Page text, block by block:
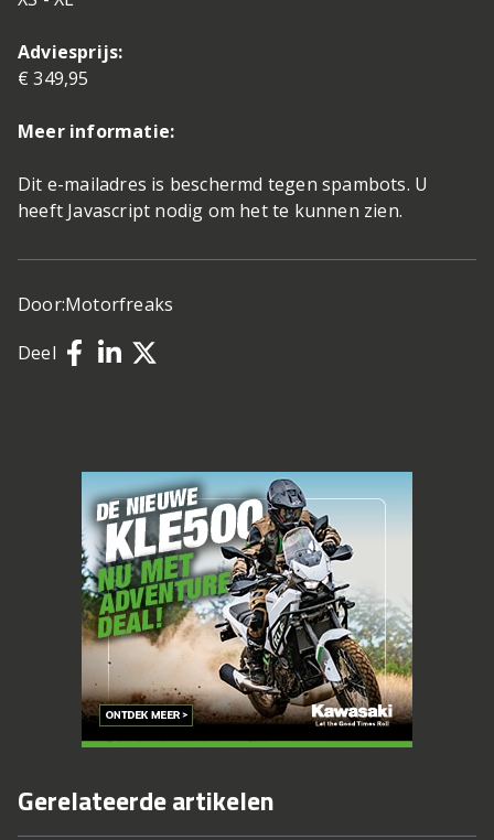
Adviesprijs:
€ 349,95
Meer informatie:
Dit e-mailadres is beschermd tegen spambots. U
heeft Javascript nodig om het te kunnen zien.
Door:Motorfreaks
Deel
Gerelateerde artikelen